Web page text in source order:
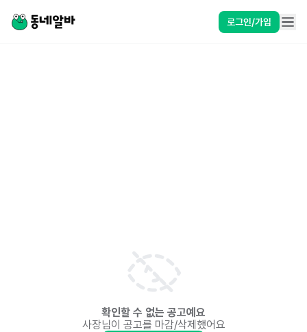
로그인/가입
확인할 수 없는 공고예요
사장님이 공고를 마감/삭제했어요